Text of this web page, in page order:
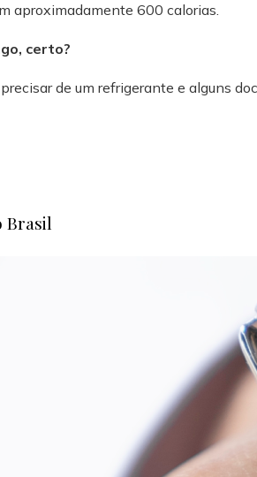
aproximadamente 600 calorias.
certo?
de um refrigerante e alguns
Brasil